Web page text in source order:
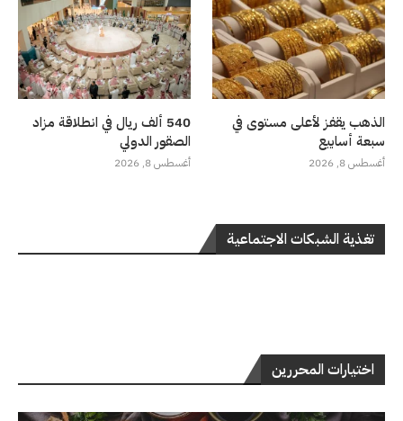
الذهب يقفز لأعلى مستوى في
سبعة أسابيع
أغسطس 8, 2026
540 ألف ريال في انطلاقة مزاد
الصقور الدولي
أغسطس 8, 2026
تغذية الشبكات الاجتماعية
اختيارات المحررين